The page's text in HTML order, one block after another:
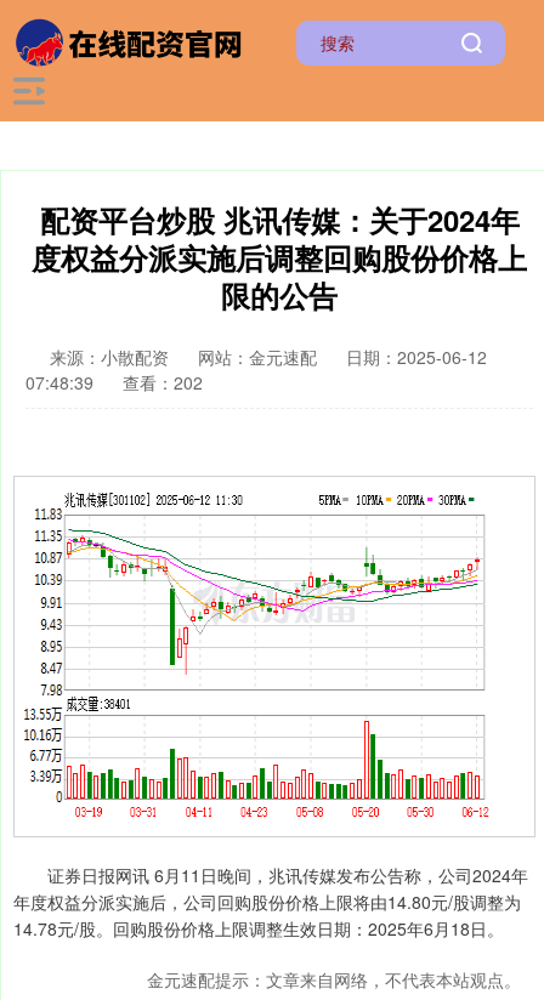
配资平台炒股 兆讯传媒：关于2024年
度权益分派实施后调整回购股份价格上
限的公告
来源：小散配资 网站：金元速配
日期：2025-06-12
07:48:39
查看：202
证券日报网讯 6月11日晚间，兆讯传媒发布公告称，公司2024年
年度权益分派实施后，公司回购股份价格上限将由14.80元/股调整为
14.78元/股。回购股份价格上限调整生效日期：2025年6月18日。
金元速配提示：文章来自网络，不代表本站观点。